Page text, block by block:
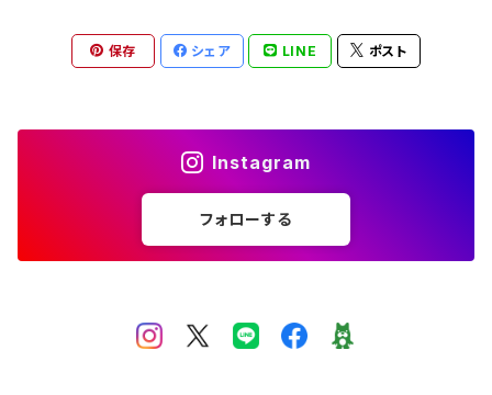
ホワイトラブラドライト
保存 シェア LINE ポスト
Instagram
フォローする